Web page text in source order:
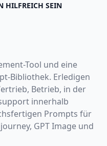
HILFREICH SEIN
Tool und eine
Bibliothek. Erledigen
Betrieb, in der
innerhalb
Prompts für
GPT Image und